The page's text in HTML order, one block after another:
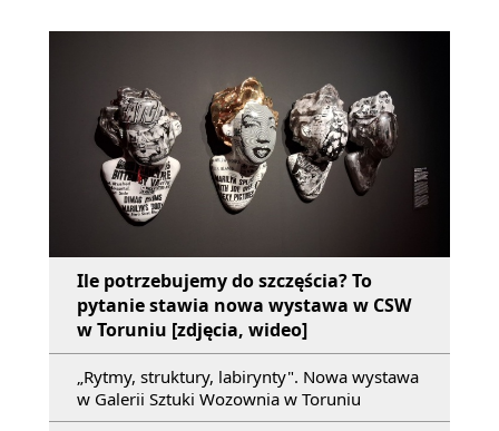
Ile potrzebujemy do szczęścia? To
pytanie stawia nowa wystawa w CSW
w Toruniu [zdjęcia, wideo]
„Rytmy, struktury, labirynty". Nowa wystawa
w Galerii Sztuki Wozownia w Toruniu